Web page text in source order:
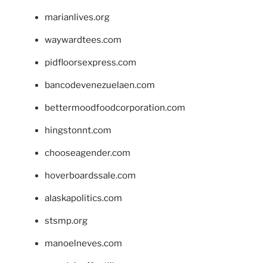
marianlives.org
waywardtees.com
pidfloorsexpress.com
bancodevenezuelaen.com
bettermoodfoodcorporation.com
hingstonnt.com
chooseagender.com
hoverboardssale.com
alaskapolitics.com
stsmp.org
manoelneves.com